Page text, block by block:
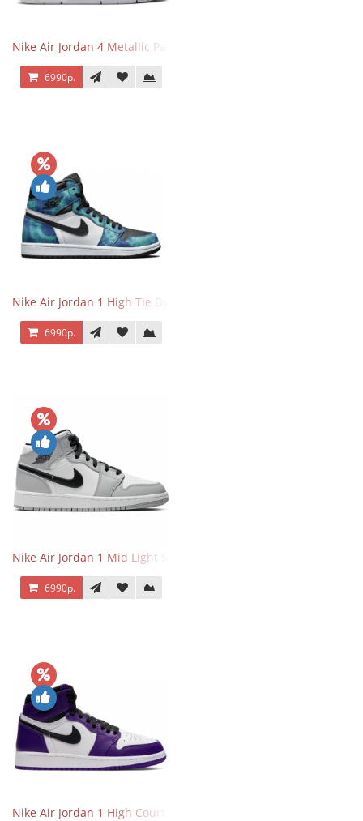
Nike Air Jordan 4 Metallic Pack Purple
6990р.
Nike Air Jordan 1 High Tie Dye
6990р.
Nike Air Jordan 1 Mid Light Smoke Grey
6990р.
Nike Air Jordan 1 High Court Purple 2.0